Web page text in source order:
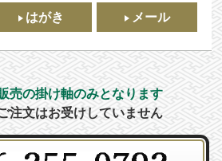
はがき メール
売の掛け軸のみとなります
注文はお受けしていません